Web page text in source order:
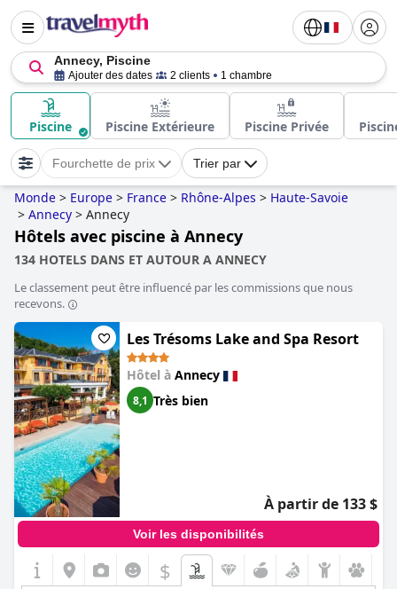
Annecy, Piscine
Ajouter des dates 2 clients 1 chambre
Piscine Piscine Extérieure Piscine Privée
Fourchette de prix Trier par
Monde > Europe > France > Rhône-Alpes > Haute-Savoie
> Annecy > Annecy
Hôtels avec piscine à Annecy
134 HOTELS DANS ET AUTOUR A ANNECY
Le classement peut être influencé par les commissions que nous
recevons.
Les Trésoms Lake and Spa Resort
Hôtel à Annecy
8,1 Très bien
À partir de 133 $
Voir les disponibilités
$